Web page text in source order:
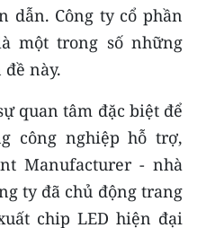
dẫn. Công ty cổ phần
một trong số những
này.
quan tâm đặc biệt để
công nghiệp hỗ trợ,
Manufacturer - nhà
ty đã chủ động trang
chip LED hiện đại